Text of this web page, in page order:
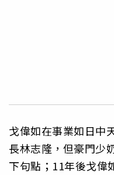
戈偉如在事業如日中
長林志隆，但豪門少
下句點；11年後戈偉